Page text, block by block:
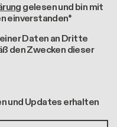
gelesen und bin mit
einverstanden*
Daten an Dritte
den Zwecken dieser
und Updates erhalten